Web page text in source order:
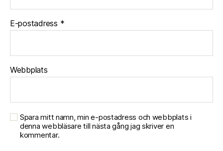
E-postadress *
Webbplats
Spara mitt namn, min e-postadress och webbplats i
denna webbläsare till nästa gång jag skriver en
kommentar.